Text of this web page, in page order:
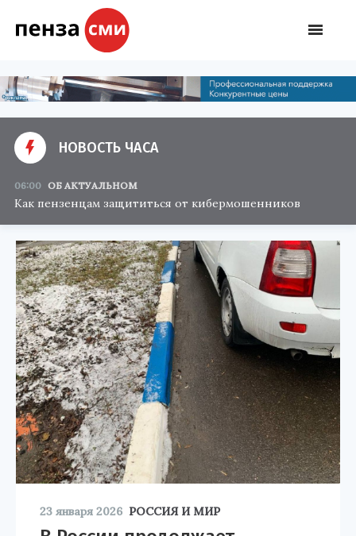
НОВОСТЬ ЧАСА
06:00 ОБ АКТУАЛЬНОМ
Как пензенцам защититься от кибермошенников
23 января 2026 РОССИЯ И МИР